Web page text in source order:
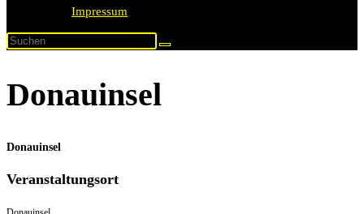
Impressum
Donauinsel
Donauinsel
Veranstaltungsort